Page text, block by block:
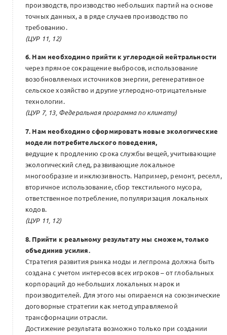
производств, производство небольших партий на основе
точных данных, а в ряде случаев производство по
требованию.
(ЦУР 11, 12)
6. Нам необходимо прийти к углеродной нейтральности
через прямое сокращение выбросов, использование
возобновляемых источников энергии, регенеративное
сельское хозяйство и другие углеродно-отрицательные
технологии.
(ЦУР 7, 13, Федеральная программа по климату)
7. Нам необходимо сформировать новые экологические
модели потребительского поведения,
ведущие к продлению срока службы вещей, учитывающие
экологический след, развивающие локальное
многообразие и инклюзивность. Например, ремонт, реселл,
вторичное использование, сбор текстильного мусора,
ответственное потребление, популяризация локальных
кодов.
(ЦУР 11, 12)
8. Прийти к реальному результату мы сможем, только
объединив усилия.
Стратегия развития рынка моды и легпрома должна быть
создана с учетом интересов всех игроков – от глобальных
корпораций до небольших локальных марок и
производителей. Для этого мы опираемся на союзнические
договорные стратегии как метод управляемой
трансформации отрасли.
Достижение результата возможно только при создании